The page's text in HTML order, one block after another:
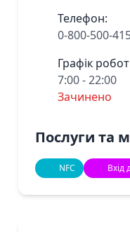
Телефон:
0-800-500-
Графік
7:00 - 22:00
Зачинено
Послуги та
NFC Вхід